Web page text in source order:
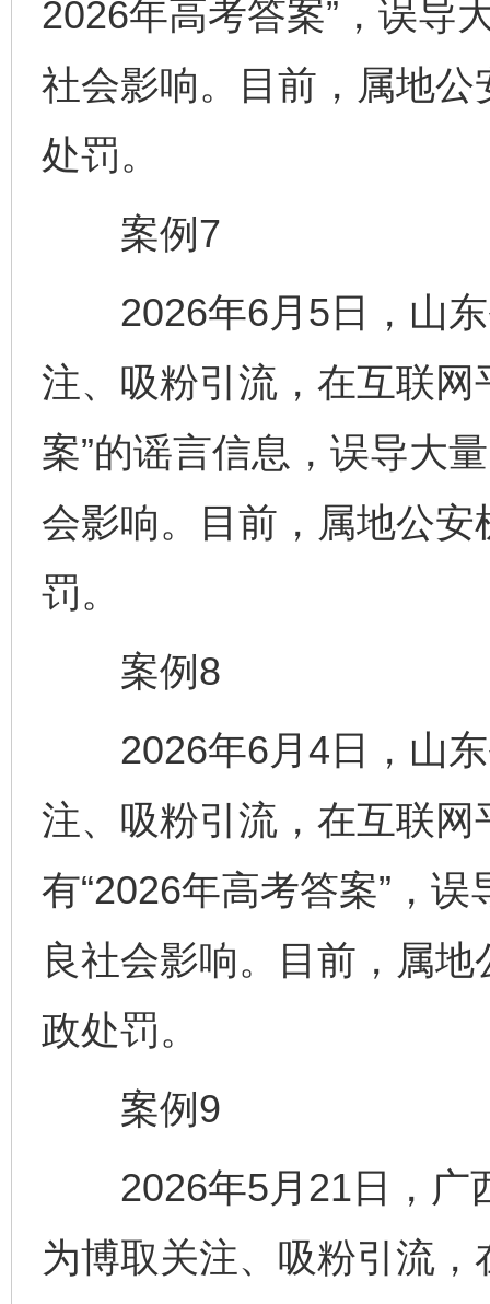
2026年高考答案”，误导
社会影响。目前，属地
处罚。
案例7
2026年6月5日，山东
注、吸粉引流，在互联网
案”的谣言信息，误导大
会影响。目前，属地公
罚。
案例8
2026年6月4日，山东
注、吸粉引流，在互联
有“2026年高考答案”，
良社会影响。目前，属
政处罚。
案例9
2026年5月21日，广
为博取关注、吸粉引流